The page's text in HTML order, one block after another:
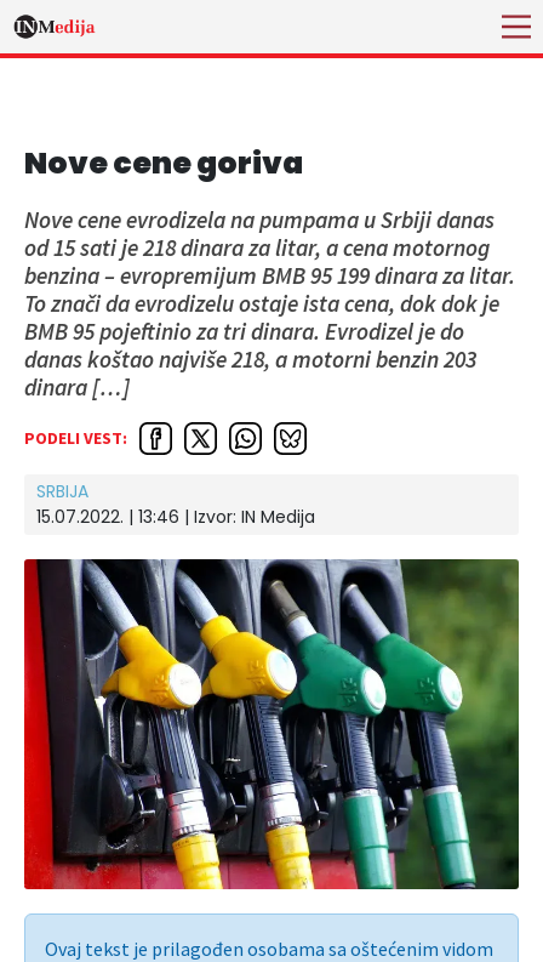
Nove cene goriva
Nove cene evrodizela na pumpama u Srbiji danas
od 15 sati je 218 dinara za litar, a cena motornog
benzina – evropremijum BMB 95 199 dinara za litar.
To znači da evrodizelu ostaje ista cena, dok dok je
BMB 95 pojeftinio za tri dinara. Evrodizel je do
danas koštao najviše 218, a motorni benzin 203
dinara […]
PODELI VEST:
SRBIJA
15.07.2022. | 13:46 | Izvor: IN Medija
Ovaj tekst je prilagođen osobama sa oštećenim vidom